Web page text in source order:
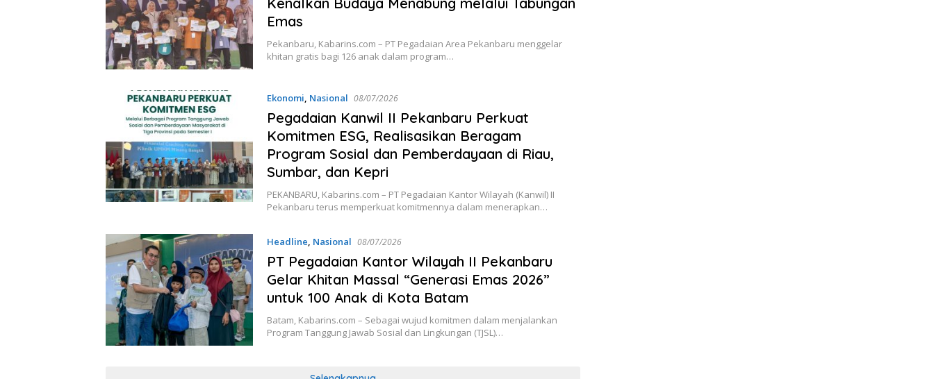
Emas
Pekanbaru, Kabarins.com – PT Pegadaian Area Pekanbaru menggelar
khitan gratis bagi 126 anak dalam program…
Ekonomi, Nasional 08/07/2026
Pegadaian Kanwil II Pekanbaru Perkuat
Komitmen ESG, Realisasikan Beragam
Program Sosial dan Pemberdayaan di Riau,
Sumbar, dan Kepri
PEKANBARU, Kabarins.com – PT Pegadaian Kantor Wilayah (Kanwil) II
Pekanbaru terus memperkuat komitmennya dalam menerapkan…
Headline, Nasional 08/07/2026
PT Pegadaian Kantor Wilayah II Pekanbaru
Gelar Khitan Massal “Generasi Emas 2026”
untuk 100 Anak di Kota Batam
Batam, Kabarins.com – Sebagai wujud komitmen dalam menjalankan
Program Tanggung Jawab Sosial dan Lingkungan (TJSL)…